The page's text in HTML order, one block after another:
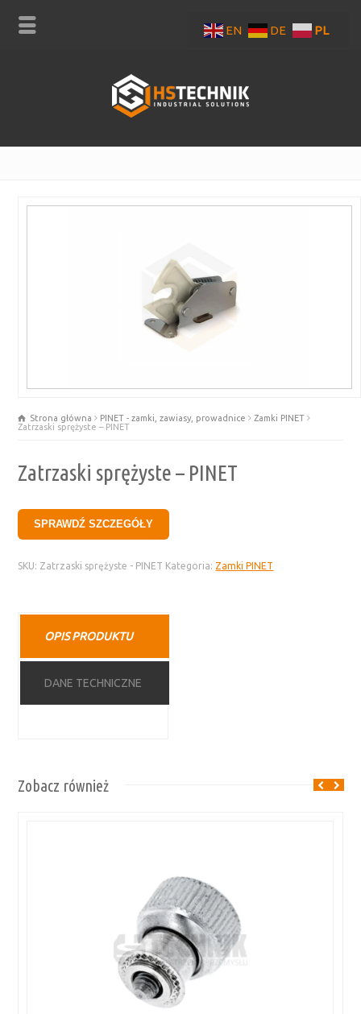
Strona główna PINET - zamki, zawiasy, prowadnice
Zamki PINET
Zatrzaski sprężyste – PINET
Zatrzaski sprężyste – PINET
SPRAWDŹ SZCZEGÓŁY
SKU: Zatrzaski sprężyste - PINET Kategoria: Zamki PINET
OPIS PRODUKTU
DANE TECHNICZNE
Zobacz również
EN DE PL